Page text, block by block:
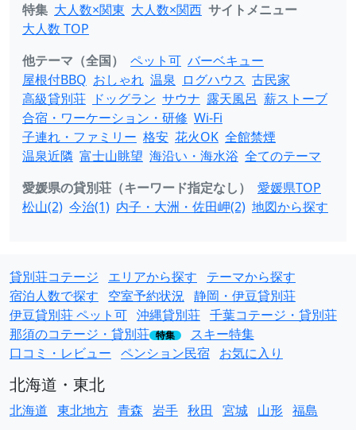
特集 大人数×関東 大人数×関西 サイトメニュー
大人数 TOP
他テーマ（全国）
ペット可 バーベキュー
屋根付BBQ おしゃれ 温泉 ログハウス 古民家
高級貸別荘 ドッグラン サウナ 露天風呂 薪ストーブ
合宿・ワーケーション・研修 Wi-Fi
子連れ・ファミリー 格安 花火OK 全館禁煙
温泉近隣 富士山眺望 海沿い・海水浴 全てのテーマ
愛媛県の貸別荘（キーワード指定なし）
愛媛県TOP
松山(2) 今治(1) 内子・大洲・佐田岬(2) 地図から探す
貸別荘コテージ エリアから探す
テーマから探す
宿泊人数で探す
空室予約状況 静岡・伊豆貸別荘
伊豆貸別荘 ペット可 沖縄貸別荘 千葉コテージ・貸別荘
那須のコテージ・貸別荘 特集
スキー特集
口コミ・レビュー ペンション民宿 お気に入り
北海道・東北
北海道 東北地方 青森 岩手 秋田 宮城 山形 福島